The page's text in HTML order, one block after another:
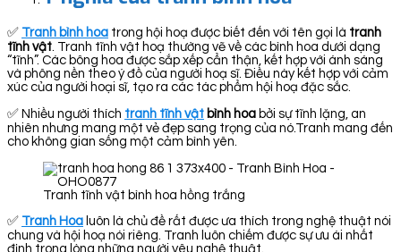
✅ Tranh bình hoa trong hội hoạ được biết đến với tên gọi là tranh
tĩnh vật. Tranh tĩnh vật hoạ thường vẽ về các bình hoa dưới dạng
“tĩnh”. Các bông hoa được sắp xếp cẩn thận, kết hợp với ánh sáng
và phông nền theo ý đồ của người hoạ sĩ. Điều này kết hợp với cảm
xúc của người hoại sĩ, tạo ra các tác phẩm hội hoạ đặc sắc.
✅ Nhiều người thích tranh tĩnh vật bình hoa bởi sự tĩnh lặng, an
nhiên nhưng mang một vẻ đẹp sang trọng của nó.Tranh mang đến
cho không gian sống một cảm bình yên.
Tranh tĩnh vật bình hoa hồng trắng
✅ Tranh Hoa luôn là chủ đề rất được ưa thích trong nghệ thuật nói
chung và hội hoạ nói riêng. Tranh luôn chiếm được sự ưu ái nhất
định trong lòng những người yêu nghệ thuật.